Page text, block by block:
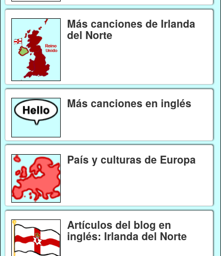
Más canciones de Irlanda
del Norte
Más canciones en inglés
País y culturas de Europa
Artículos del blog en
inglés: Irlanda del Norte